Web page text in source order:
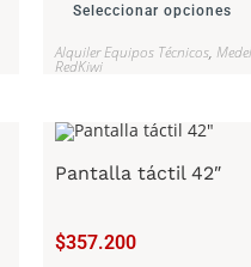
Seleccionar opciones
Alquiler Equipos Técnicos,
RedKiwi
Pantalla táctil 42″
$357.200